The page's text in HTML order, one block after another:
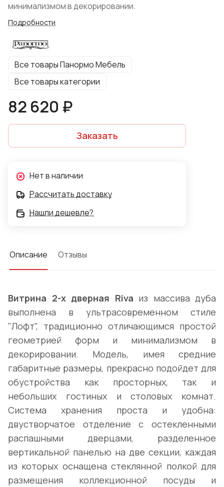
минимализмом в декорировании.
Подробности
Все товары Панормо Мебель
Все товары категории
82 620 ₽
Заказать
Нет в наличии
Рассчитать доставку
Нашли дешевле?
Описание Отзывы
Витрина 2-х дверная Riva из массива дуба
выполнена в ультрасовременном стиле
"Лофт", традиционно отличающимся простой
геометрией форм и минимализмом в
декорировании. Модель, имея средние
габаритные размеры, прекрасно подойдет для
обустройства как просторных, так и
небольших гостиных и столовых комнат.
Система хранения проста и удобна:
двустворчатое отделение с остекленными
распашными дверцами, разделенное
вертикальной панелью на две секции, каждая
из которых оснащена стеклянной полкой для
размещения коллекционной посуды и